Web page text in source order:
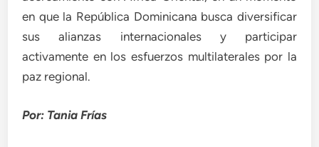
en que la República Dominicana busca diversificar
sus alianzas internacionales y participar
activamente en los esfuerzos multilaterales por la
paz regional.
Por: Tania Frías